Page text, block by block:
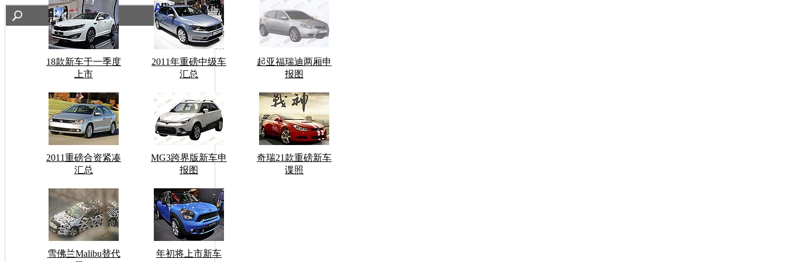
18款新车于一季度
上市
2011年重磅中级车
汇总
起亚福瑞迪两厢申
报图
2011重磅合资紧凑
汇总
MG3跨界版新车申
报图
奇瑞21款重磅新车
谍照
雪佛兰Malibu替代
年初将上市新车